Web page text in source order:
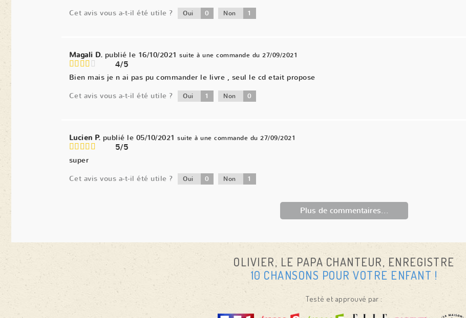
Cet avis vous a-t-il été utile ?
Oui 0 Non 1
Magali D. publié le 16/10/2021 suite à une commande du 27/09/2021
4/5
Bien mais je n ai pas pu commander le livre , seul le cd etait propose
Cet avis vous a-t-il été utile ?
Oui 1 Non 0
Lucien P. publié le 05/10/2021 suite à une commande du 27/09/2021
5/5
super
Cet avis vous a-t-il été utile ?
Oui 0 Non 1
Plus de commentaires...
OLIVIER, LE PAPA CHANTEUR, ENREGISTRE
10 CHANSONS POUR VOTRE ENFANT !
Testé et approuvé par :